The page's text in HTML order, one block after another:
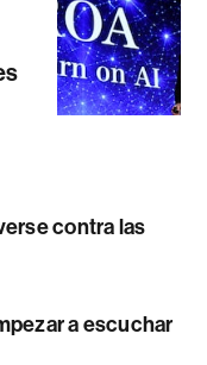
contra las
a escuchar